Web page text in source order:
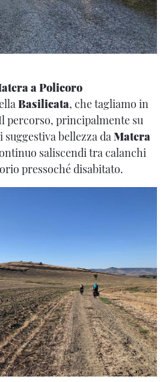
a Policoro
Basilicata, che tagliamo in
percorso, principalmente su
suggestiva bellezza daMatera
saliscendi tra calanchi
pressoché disabitato.